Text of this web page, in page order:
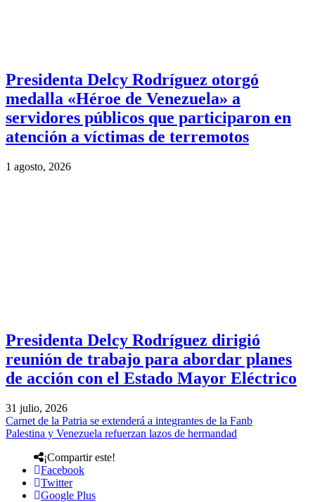
Presidenta Delcy Rodríguez otorgó
medalla «Héroe de Venezuela» a
servidores públicos que participaron en
atención a víctimas de terremotos
1 agosto, 2026
Presidenta Delcy Rodríguez dirigió
reunión de trabajo para abordar planes
de acción con el Estado Mayor Eléctrico
31 julio, 2026
Carnet de la Patria se extenderá a integrantes de la Fanb
Palestina y Venezuela refuerzan lazos de hermandad
¡Compartir este!
Facebook
Twitter
Google Plus